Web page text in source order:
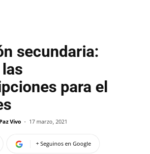
secundaria:
para el
Vivo - 17 marzo, 2021
+ Seguinos en Google